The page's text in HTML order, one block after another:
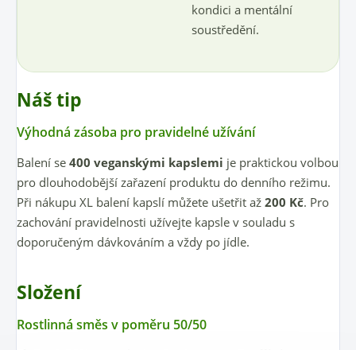
kondici a mentální
soustředění.
Náš tip
Výhodná zásoba pro pravidelné užívání
Balení se 400 veganskými kapslemi je praktickou volbou
pro dlouhodobější zařazení produktu do denního režimu.
Při nákupu XL balení kapslí můžete ušetřit až 200 Kč. Pro
zachování pravidelnosti užívejte kapsle v souladu s
doporučeným dávkováním a vždy po jídle.
Složení
Rostlinná směs v poměru 50/50